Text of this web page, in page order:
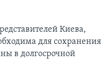
Киева,
для сохранения
в долгосрочной